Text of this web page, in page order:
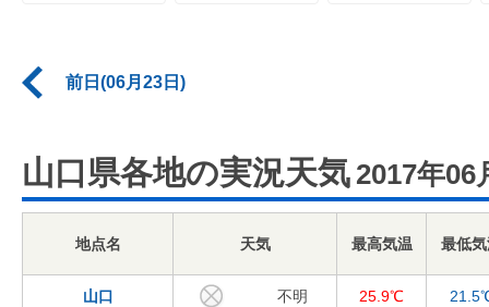
前日(06月23日)
山口県各地の実況天気 2017年06
地点名 天気 最高気温 最低
山口 不明 25.9℃